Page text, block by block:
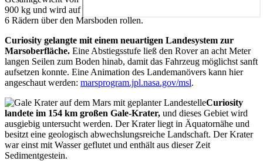
900 kg und wird auf
6 Rädern über den Marsboden rollen.
Curiosity gelangte mit einem neuartigen Landesystem zur
Marsoberfläche. Eine Abstiegsstufe ließ den Rover an acht Meter
langen Seilen zum Boden hinab, damit das Fahrzeug möglichst sanft
aufsetzen konnte. Eine Animation des Landemanövers kann hier
angeschaut werden: marsprogram.jpl.nasa.gov/msl.
Curiosity
landete im 154 km großen Gale-Krater, und dieses Gebiet wird
ausgiebig untersucht werden. Der Krater liegt in Äquatornähe und
besitzt eine geologisch abwechslungsreiche Landschaft. Der Krater
war einst mit Wasser geflutet und enthält aus dieser Zeit
Sedimentgestein.